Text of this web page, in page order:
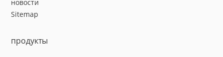
новости
Sitemap
продукты